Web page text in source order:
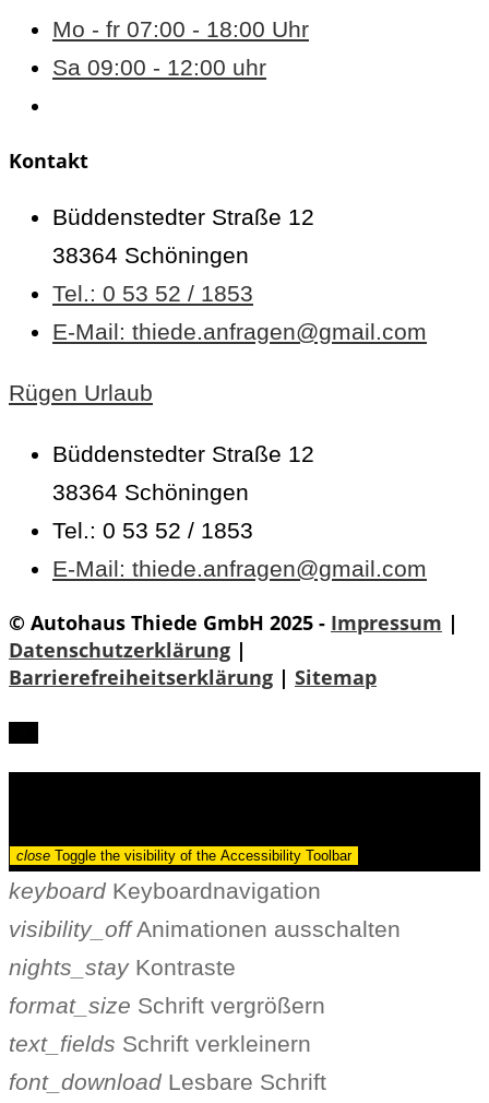
Mo - fr 07:00 - 18:00 Uhr
Sa 09:00 - 12:00 uhr
Kontakt
Büddenstedter Straße 12
38364 Schöningen
Tel.: 0 53 52 / 1853
E-Mail: thiede.anfragen@gmail.com
Rügen Urlaub
Büddenstedter Straße 12
38364 Schöningen
Tel.: 0 53 52 / 1853
E-Mail: thiede.anfragen@gmail.com
© Autohaus Thiede GmbH 2025 - Impressum |
Datenschutzerklärung |
Barrierefreiheitserklärung | Sitemap
close Toggle the visibility of the Accessibility Toolbar
keyboard Keyboardnavigation
visibility_off Animationen ausschalten
nights_stay Kontraste
format_size Schrift vergrößern
text_fields Schrift verkleinern
font_download Lesbare Schrift